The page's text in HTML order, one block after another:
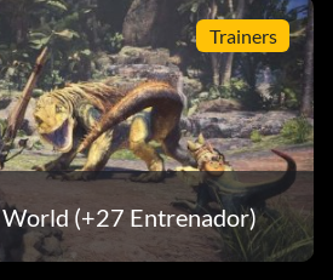
Trainers
(+27 Entrenador)